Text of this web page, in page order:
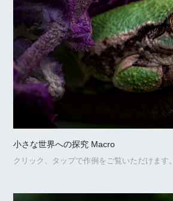
小さな世界への探究 Macro
クリック、タップで作例をご覧いただけます。